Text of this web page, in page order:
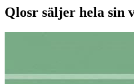
Qlosr säljer hela sin